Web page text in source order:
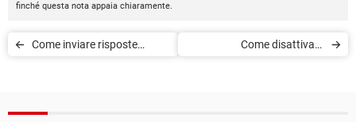
finché questa nota appaia chiaramente.
Come inviare risposte
Come disattivare